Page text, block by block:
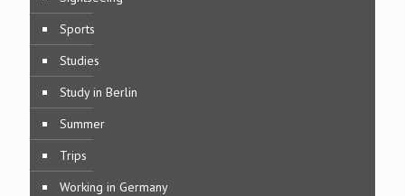
Sports
Studies
Study in Berlin
Summer
Trips
Working in Germany